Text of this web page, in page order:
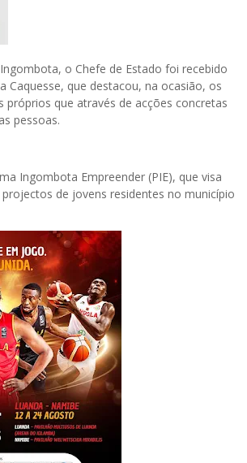
o Chefe de Estado foi recebido
Caquesse, que destacou, na ocasião, os
que através de acções concretas
pessoas.
Ingombota Empreender (PIE), que visa
de jovens residentes no município